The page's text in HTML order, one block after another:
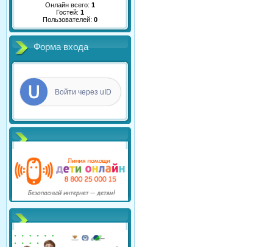
Онлайн всего: 1
Гостей: 1
Пользователей: 0
Форма входа
Войти через uID